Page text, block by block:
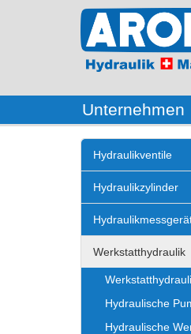
Unternehmen
Hydraulikventile
Hydraulikzylinder
Werkstatthydraulik
Hydraulische
Hydraulische